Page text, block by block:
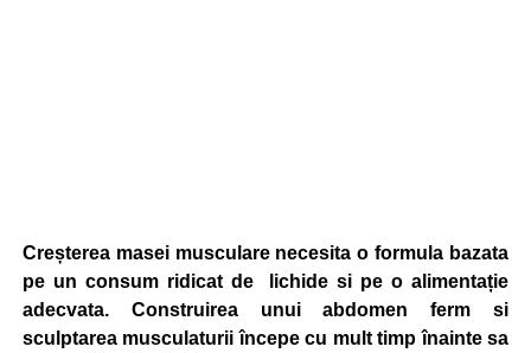
Creșterea masei musculare necesita o formula bazata
pe un consum ridicat de lichide si pe o alimentație
adecvata. Construirea unui abdomen ferm si
sculptarea musculaturii începe cu mult timp înainte sa